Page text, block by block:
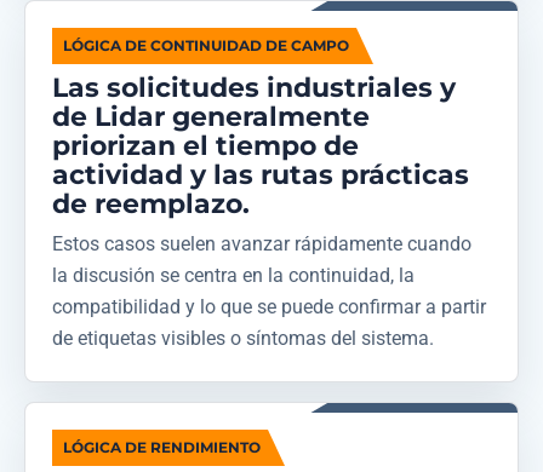
LÓGICA DE CONTINUIDAD DE CAMPO
Las solicitudes industriales y
de Lidar generalmente
priorizan el tiempo de
actividad y las rutas prácticas
de reemplazo.
Estos casos suelen avanzar rápidamente cuando
la discusión se centra en la continuidad, la
compatibilidad y lo que se puede confirmar a partir
de etiquetas visibles o síntomas del sistema.
LÓGICA DE RENDIMIENTO